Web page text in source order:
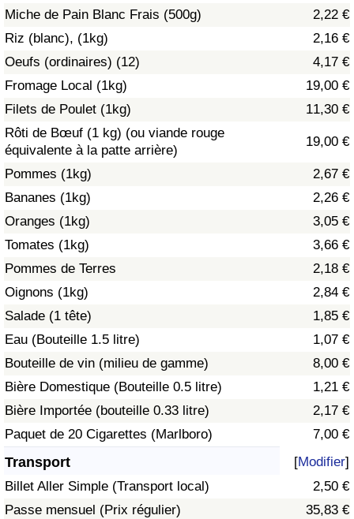
Miche de Pain Blanc Frais (500g)
2,22 €
Riz (blanc), (1kg)
2,16 €
Oeufs (ordinaires) (12)
4,17 €
Fromage Local (1kg)
19,00 €
Filets de Poulet (1kg)
11,30 €
Rôti de Bœuf (1 kg) (ou viande rouge
équivalente à la patte arrière)
19,00 €
Pommes (1kg)
2,67 €
Bananes (1kg)
2,26 €
Oranges (1kg)
3,05 €
Tomates (1kg)
3,66 €
Pommes de Terres
2,18 €
Oignons (1kg)
2,84 €
Salade (1 tête)
1,85 €
Eau (Bouteille 1.5 litre)
1,07 €
Bouteille de vin (milieu de gamme)
8,00 €
Bière Domestique (Bouteille 0.5 litre)
1,21 €
Bière Importée (bouteille 0.33 litre)
2,17 €
Paquet de 20 Cigarettes (Marlboro)
7,00 €
Transport [Modifier]
Billet Aller Simple (Transport local)
2,50 €
Passe mensuel (Prix régulier)
35,83 €
Indice des soins de santé (Actuel)
Indice des soins de santé
Indice des soins de santé par Pays
Pollution
Indice de pollution
Indice de Pollution par Pays
Trafic
Indice de Trafic
Indice de Trafic (Actuel)
Indice de Trafic par Pays